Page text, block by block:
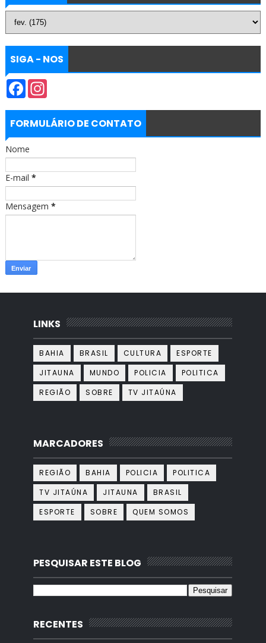
SIGA - NOS
F
e
b
o
k
I
t
a
r
m
FORMULÁRIO DE CONTATO
Nome
E-mail *
Mensagem *
LINKS
BAHIA BRASIL CULTURA
ESPORTE
JITAUNA
MUNDO POLICIA
POLITICA
REGIÃO
SOBRE TV JITAÚNA
MARCADORES
REGIÃO BAHIA POLICIA
POLITICA
TV JITAÚNA
JITAUNA
BRASIL
ESPORTE
SOBRE QUEM SOMOS
PESQUISAR ESTE BLOG
RECENTES